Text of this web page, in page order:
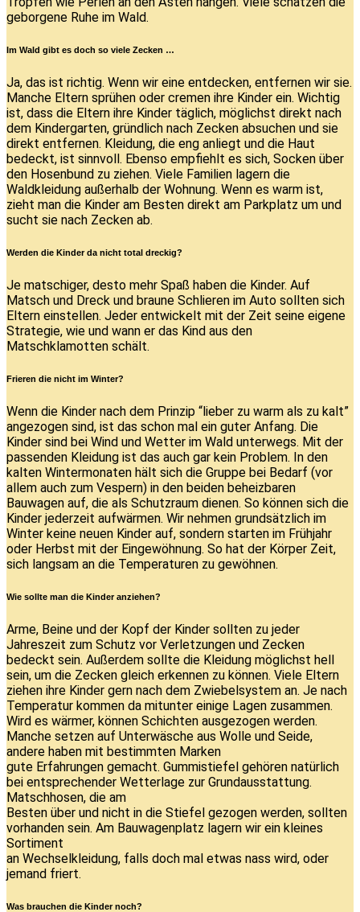
geborgene Ruhe im Wald.
Im Wald gibt es doch so viele Zecken …
Ja, das ist richtig. Wenn wir eine entdecken, entfernen wir sie.
Manche Eltern sprühen oder cremen ihre Kinder ein. Wichtig
ist, dass die Eltern ihre Kinder täglich, möglichst direkt nach
dem Kindergarten, gründlich nach Zecken absuchen und sie
direkt entfernen. Kleidung, die eng anliegt und die Haut
bedeckt, ist sinnvoll. Ebenso empfiehlt es sich, Socken über
den Hosenbund zu ziehen. Viele Familien lagern die
Waldkleidung außerhalb der Wohnung. Wenn es warm ist,
zieht man die Kinder am Besten direkt am Parkplatz um und
sucht sie nach Zecken ab.
Werden die Kinder da nicht total dreckig?
Je matschiger, desto mehr Spaß haben die Kinder. Auf
Matsch und Dreck und braune Schlieren im Auto sollten sich
Eltern einstellen. Jeder entwickelt mit der Zeit seine eigene
Strategie, wie und wann er das Kind aus den
Matschklamotten schält.
Frieren die nicht im Winter?
Wenn die Kinder nach dem Prinzip “lieber zu warm als zu kalt”
angezogen sind, ist das schon mal ein guter Anfang. Die
Kinder sind bei Wind und Wetter im Wald unterwegs. Mit der
passenden Kleidung ist das auch gar kein Problem. In den
kalten Wintermonaten hält sich die Gruppe bei Bedarf (vor
allem auch zum Vespern) in den beiden beheizbaren
Bauwagen auf, die als Schutzraum dienen. So können sich die
Kinder jederzeit aufwärmen. Wir nehmen grundsätzlich im
Winter keine neuen Kinder auf, sondern starten im Frühjahr
oder Herbst mit der Eingewöhnung. So hat der Körper Zeit,
sich langsam an die Temperaturen zu gewöhnen.
Wie sollte man die Kinder anziehen?
Arme, Beine und der Kopf der Kinder sollten zu jeder
Jahreszeit zum Schutz vor Verletzungen und Zecken
bedeckt sein. Außerdem sollte die Kleidung möglichst hell
sein, um die Zecken gleich erkennen zu können. Viele Eltern
ziehen ihre Kinder gern nach dem Zwiebelsystem an. Je nach
Temperatur kommen da mitunter einige Lagen zusammen.
Wird es wärmer, können Schichten ausgezogen werden.
Manche setzen auf Unterwäsche aus Wolle und Seide,
andere haben mit bestimmten Marken
gute Erfahrungen gemacht. Gummistiefel gehören natürlich
bei entsprechender Wetterlage zur Grundausstattung.
Matschhosen, die am
Besten über und nicht in die Stiefel gezogen werden, sollten
vorhanden sein. Am Bauwagenplatz lagern wir ein kleines
Sortiment
an Wechselkleidung, falls doch mal etwas nass wird, oder
jemand friert.
Was brauchen die Kinder noch?